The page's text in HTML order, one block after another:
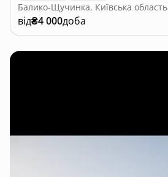
Балико-Щучинка, Київська область
від₴4 000доба